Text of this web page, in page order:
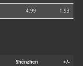
4.99 1.93
Shénzhen +/-